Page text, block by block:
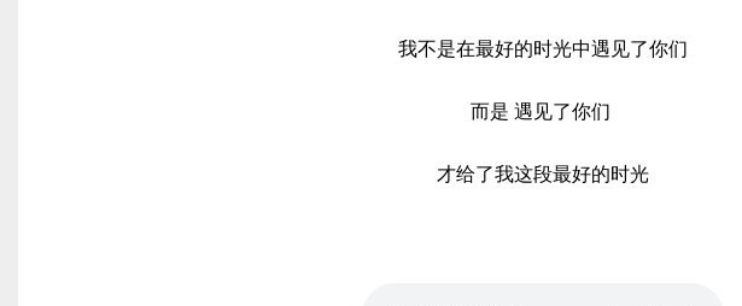
我不是在最好的时光中遇见了你们
而是 遇见了你们
才给了我这段最好的时光